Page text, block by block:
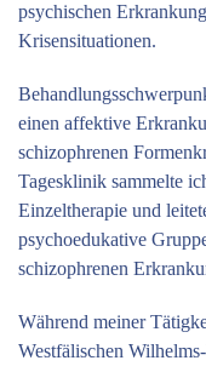
psychischen
Krisensituationen.
einen affektive
schizophrenen
Tagesklinik sammelte
Einzeltherapie und
psychoedukative
schizophrenen
Während meiner
Westfälischen